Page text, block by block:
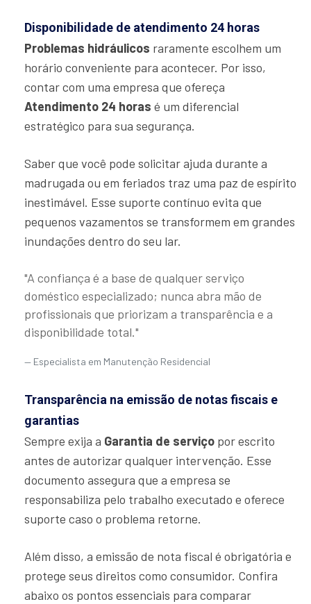
Disponibilidade de atendimento 24 horas
Problemas hidráulicos raramente escolhem um
horário conveniente para acontecer. Por isso,
contar com uma empresa que ofereça
Atendimento 24 horas é um diferencial
estratégico para sua segurança.
Saber que você pode solicitar ajuda durante a
madrugada ou em feriados traz uma paz de espírito
inestimável. Esse suporte contínuo evita que
pequenos vazamentos se transformem em grandes
inundações dentro do seu lar.
"A confiança é a base de qualquer serviço
doméstico especializado; nunca abra mão de
profissionais que priorizam a transparência e a
disponibilidade total."
Especialista em Manutenção Residencial
Transparência na emissão de notas fiscais e
garantias
Sempre exija a Garantia de serviço por escrito
antes de autorizar qualquer intervenção. Esse
documento assegura que a empresa se
responsabiliza pelo trabalho executado e oferece
suporte caso o problema retorne.
Além disso, a emissão de nota fiscal é obrigatória e
protege seus direitos como consumidor. Confira
abaixo os pontos essenciais para comparar